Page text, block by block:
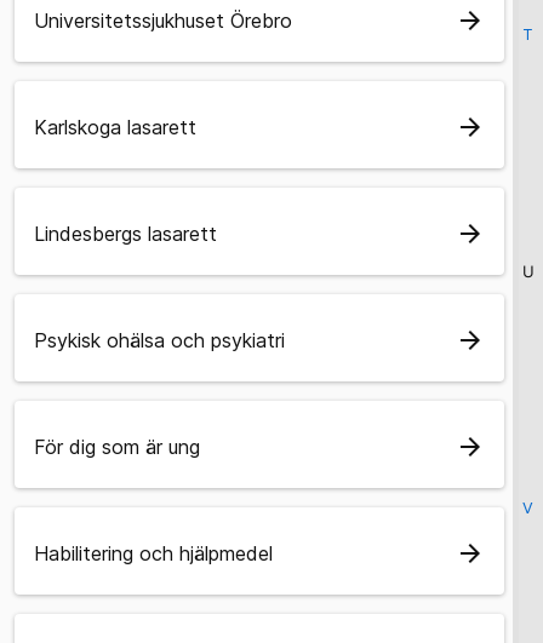
T
U
V
Universitetssjukhuset Örebro arrow_forward
Karlskoga lasarett arrow_forward
Lindesbergs lasarett arrow_forward
Psykisk ohälsa och psykiatri arrow_forward
För dig som är ung arrow_forward
Habilitering och hjälpmedel arrow_forward